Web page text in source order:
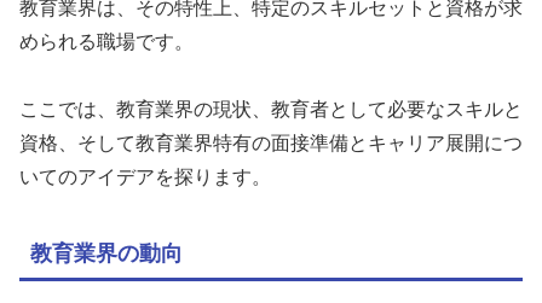
教育業界は、その特性上、特定のスキルセットと資格が求
められる職場です。
ここでは、教育業界の現状、教育者として必要なスキルと
資格、そして教育業界特有の面接準備とキャリア展開につ
いてのアイデアを探ります。
教育業界の動向